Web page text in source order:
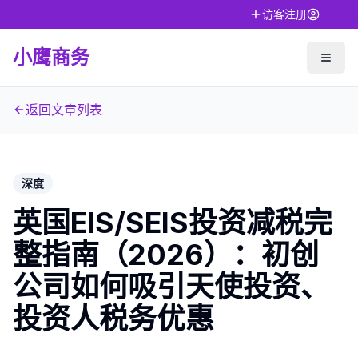
访客注册
小鹰商务
返回文章列表
深度
英国EIS/SEIS投资减税完
整指南（2026）：初创
公司如何吸引天使投资、
投资人税务优惠